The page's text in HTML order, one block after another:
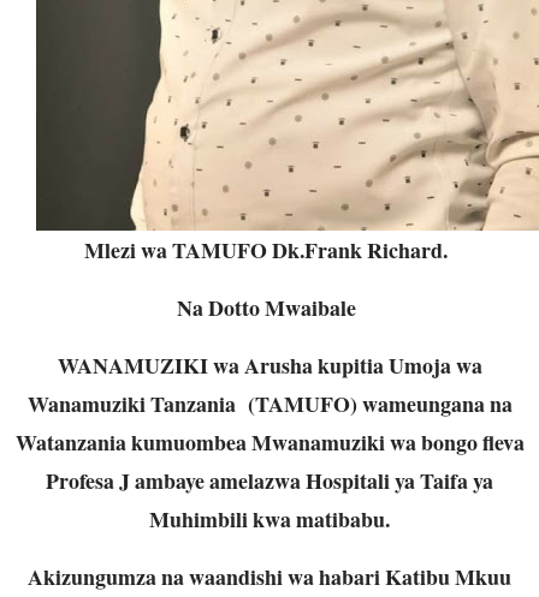
Mlezi wa TAMUFO Dk.Frank Richard.
Na Dotto Mwaibale
WANAMUZIKI wa Arusha kupitia Umoja wa
Wanamuziki Tanzania (TAMUFO) wameungana na
Watanzania kumuombea Mwanamuziki wa bongo fleva
Profesa J ambaye amelazwa Hospitali ya Taifa ya
Muhimbili kwa matibabu.
Akizungumza na waandishi wa habari Katibu Mkuu